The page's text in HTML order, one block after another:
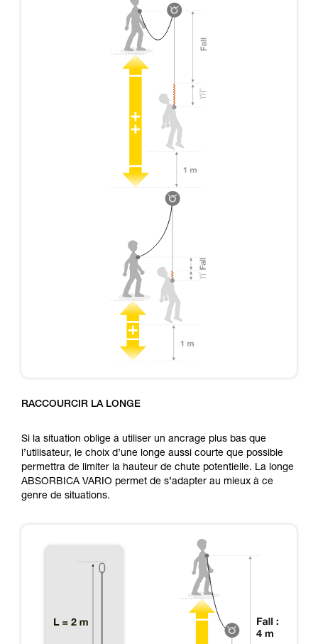
RACCOURCIR LA LONGE
Si la situation oblige à utiliser un ancrage plus bas que
l’utilisateur, le choix d’une longe aussi courte que possible
permettra de limiter la hauteur de chute potentielle. La longe
ABSORBICA VARIO permet de s’adapter au mieux à ce
genre de situations.